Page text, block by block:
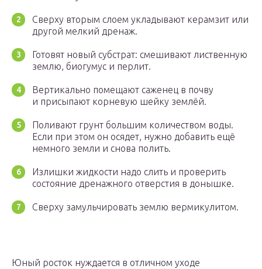
Сверху вторым слоем укладывают керамзит или
другой мелкий дренаж.
Готовят новый субстрат: смешивают лиственную
землю, биогумус и перлит.
Вертикально помещают саженец в почву
и присыпают корневую шейку землёй.
Поливают грунт большим количеством воды.
Если при этом он осядет, нужно добавить ещё
немного земли и снова полить.
Излишки жидкости надо слить и проверить
состояние дренажного отверстия в донышке.
Сверху замульчировать землю вермикулитом.
Юный росток нуждается в отличном уходе